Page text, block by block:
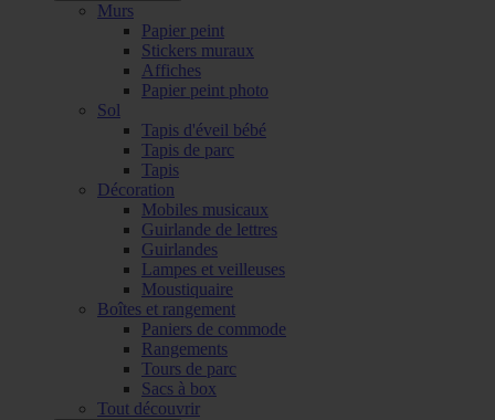
Murs
Papier peint
Stickers muraux
Affiches
Papier peint photo
Sol
Tapis d'éveil bébé
Tapis de parc
Tapis
Décoration
Mobiles musicaux
Guirlande de lettres
Guirlandes
Lampes et veilleuses
Moustiquaire
Boîtes et rangement
Paniers de commode
Rangements
Tours de parc
Sacs à box
Tout découvrir